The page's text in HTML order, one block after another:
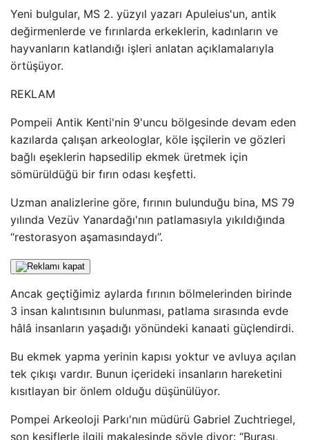
Yeni bulgular, MS 2. yüzyıl yazarı Apuleius'un, antik
değirmenlerde ve fırınlarda erkeklerin, kadınların ve
hayvanların katlandığı işleri anlatan açıklamalarıyla
örtüşüyor.
REKLAM
Pompeii Antik Kenti'nin 9'uncu bölgesinde devam eden
kazılarda çalışan arkeologlar, köle işçilerin ve gözleri
bağlı eşeklerin hapsedilip ekmek üretmek için
sömürüldüğü bir fırın odası keşfetti.
Uzman analizlerine göre, fırının bulunduğu bina, MS 79
yılında Vezüv Yanardağı'nın patlamasıyla yıkıldığında
“restorasyon aşamasındaydı”.
Ancak geçtiğimiz aylarda fırının bölmelerinden birinde
3 insan kalıntısının bulunması, patlama sırasında evde
hâlâ insanların yaşadığı yönündeki kanaati güçlendirdi.
Bu ekmek yapma yerinin kapısı yoktur ve avluya açılan
tek çıkışı vardır. Bunun içerideki insanların hareketini
kısıtlayan bir önlem olduğu düşünülüyor.
Pompei Arkeoloji Parkı'nın müdürü Gabriel Zuchtriegel,
son keşiflerle ilgili makalesinde şöyle diyor: “Burası,